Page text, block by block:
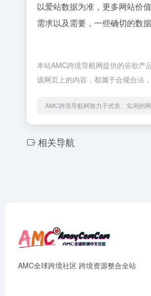
以爱站数据为准，更多网站价
需求以及需要，一些确切的数
本站AMC跨境导航网提供的谷歌产
该网页上的内容，都属于合规合法
AMC跨境导航网致力于优质、实用的
相关导航
AMC全球跨境社区 跨境资源整合全站